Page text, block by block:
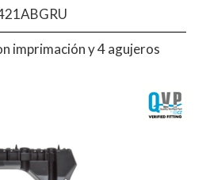
imprimación y 4 agujeros